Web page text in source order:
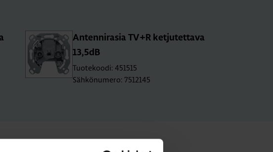
An­ten­ni­ra­sia TV+R ket­ju­tet­ta­va
13,5dB
Tuotekoodi: 451515
Sähkönumero: 7512145